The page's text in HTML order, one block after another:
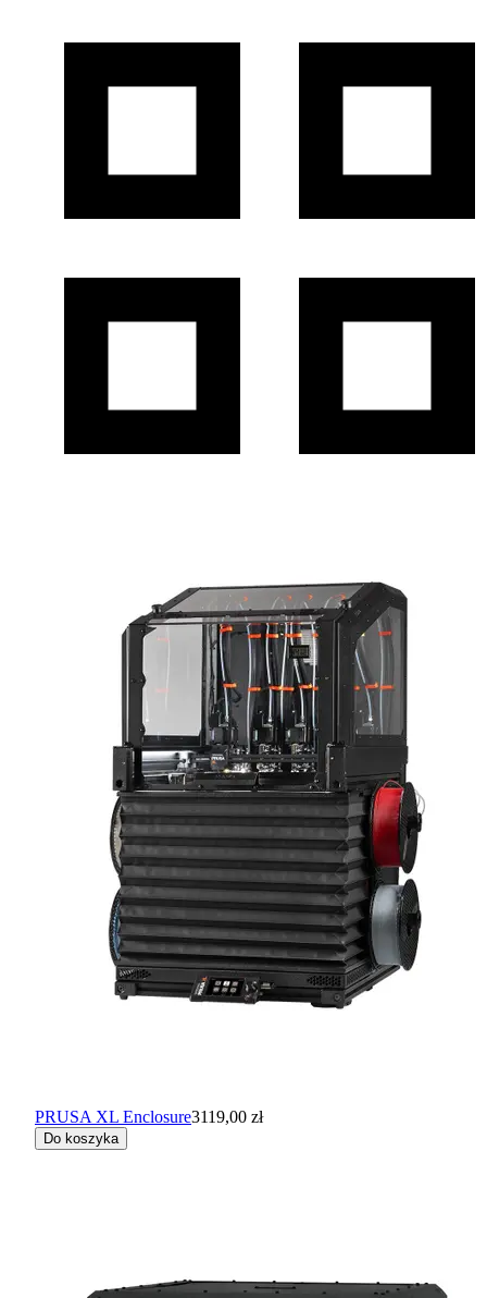
PRUSA XL Enclosure3119,00 zł
Do koszyka